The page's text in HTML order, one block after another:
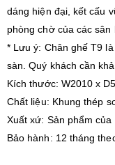
dáng hiện đại, kết cấu
phòng chờ của các
* Lưu ý: Chân ghế T9
sàn. Quý khách cần
Kích thước: W2010 x
Chất liệu: Khung thép
Xuất xứ: Sản phẩm
Bảo hành: 12 tháng